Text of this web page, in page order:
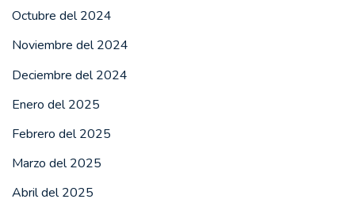
Octubre del 2024
Noviembre del 2024
Deciembre del 2024
Enero del 2025
Febrero del 2025
Marzo del 2025
Abril del 2025